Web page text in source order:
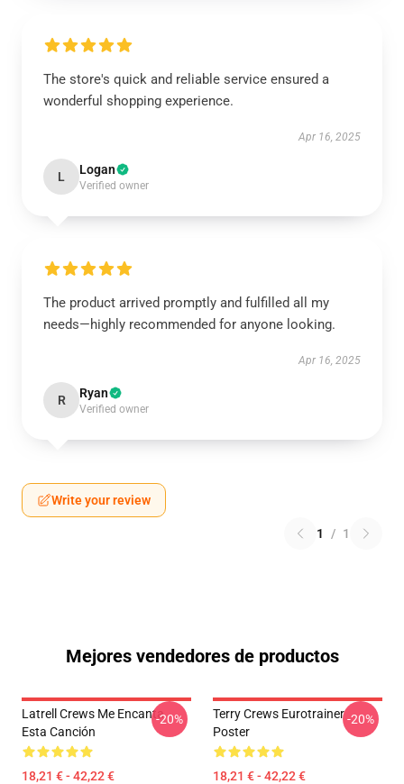
The store's quick and reliable service ensured a
wonderful shopping experience.
Apr 16, 2025
L Logan
Verified owner
The product arrived promptly and fulfilled all my
needs—highly recommended for anyone looking.
Apr 16, 2025
R Ryan
Verified owner
Write your review
1 / 1
Mejores vendedores de productos
Latrell Crews Me Encanta
Esta Canción
18,21 € - 42,22 €
-20%
Terry Crews Eurotrainer
Poster
18,21 € - 42,22 €
-20%